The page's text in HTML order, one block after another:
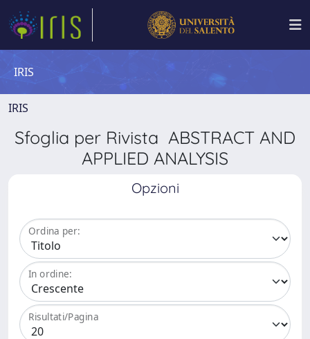
IRIS
IRIS
Sfoglia per Rivista ABSTRACT AND
APPLIED ANALYSIS
Opzioni
Ordina per:
In ordine:
Risultati/Pagina